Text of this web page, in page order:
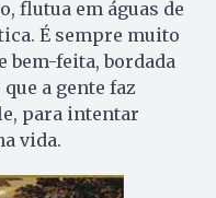
flutua em águas de
É sempre muito
bem-feita, bordada
a gente faz
para intentar
vida.